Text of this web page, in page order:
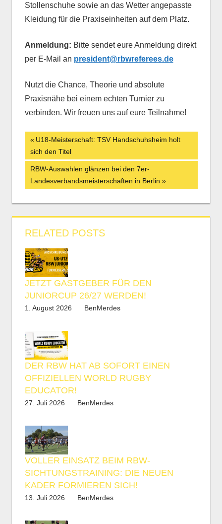
Stollenschuhe sowie an das Wetter angepasste
Kleidung für die Praxiseinheiten auf dem Platz.
Anmeldung: Bitte sendet eure Anmeldung direkt
per E-Mail an president@rbwreferees.de
Nutzt die Chance, Theorie und absolute
Praxisnähe bei einem echten Turnier zu
verbinden. Wir freuen uns auf eure Teilnahme!
Beitrags-
Navigation
Vorheriger
Beitrag:
U18-Meisterschaft: TSV Handschuhsheim holt
sich den Titel
Nächster
Beitrag:
RBW-Auswahlen glänzen bei den 7er-
Landesverbandsmeisterschaften in Berlin
RELATED POSTS
JETZT GASTGEBER FÜR DEN
JUNIORCUP 26/27 WERDEN!
1. August 2026 BenMerdes
DER RBW HAT AB SOFORT EINEN
OFFIZIELLEN WORLD RUGBY
EDUCATOR!
27. Juli 2026 BenMerdes
VOLLER EINSATZ BEIM RBW-
SICHTUNGSTRAINING: DIE NEUEN
KADER FORMIEREN SICH!
13. Juli 2026 BenMerdes